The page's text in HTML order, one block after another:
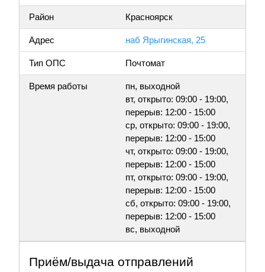
Район Красноярск
Адрес наб Ярыгинская, 25
Тип ОПС Почтомат
Время работы
пн, выходной
вт, открыто: 09:00 - 19:00,
перерыв: 12:00 - 15:00
ср, открыто: 09:00 - 19:00,
перерыв: 12:00 - 15:00
чт, открыто: 09:00 - 19:00,
перерыв: 12:00 - 15:00
пт, открыто: 09:00 - 19:00,
перерыв: 12:00 - 15:00
сб, открыто: 09:00 - 19:00,
перерыв: 12:00 - 15:00
вс, выходной
Приём/выдача отправлений